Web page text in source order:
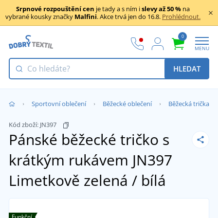
Srpnové rozpouštění cen je tady a s ním islevy až 50 % na
vybrané kousky značky Malfini. Akce trvá jen do 16.8. Prohlédnout.
0
MENU
HLEDAT
Sportovní oblečení Běžecké oblečení Běžecká trička
Kód zboží: JN397
Pánské běžecké tričko s
krátkým rukávem JN397
Limetkově zelená / bílá